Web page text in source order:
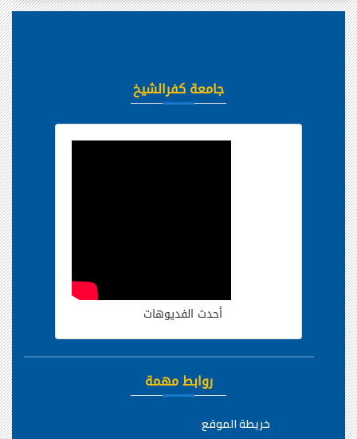
جامعة كفرالشيخ
أحدث الفديوهات
روابط مهمة
خريطة الموقع